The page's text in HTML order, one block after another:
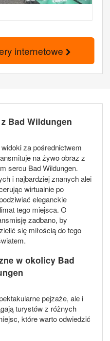
internetowe
Bad Wildungen
za pośrednictwem
na żywo obraz z
sercu Bad Wildungen.
i najbardziej znanych alei
wirtualnie po
eleganckie
tego miejsca. O
zadbano, by
się miłością do tego
w okolicy Bad
pejzaże, ale i
turystów z różnych
które warto odwiedzić